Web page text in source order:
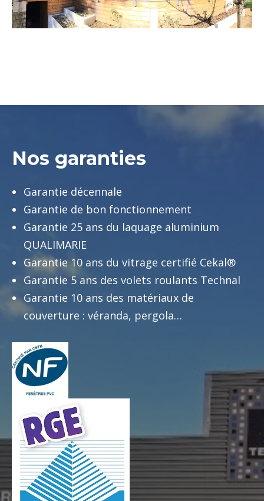
Nos garanties
Garantie décennale
Garantie de bon fonctionnement
Garantie 25 ans du laquage aluminium
QUALIMARIE
Garantie 10 ans du vitrage certifié Cekal®
Garantie 5 ans des volets roulants Technal
Garantie 10 ans des matériaux de
couverture : véranda, pergola…